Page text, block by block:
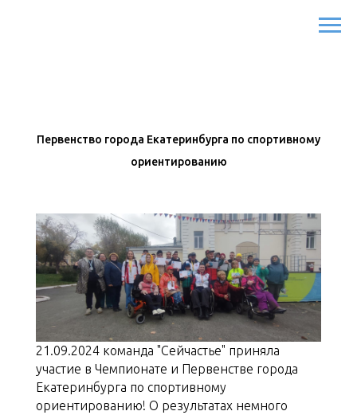
Первенство города Екатеринбурга по спортивному
ориентированию
21.09.2024 команда "Сейчастье" приняла
участие в Чемпионате и Первенстве города
Екатеринбурга по спортивному
ориентированию! О результатах немного